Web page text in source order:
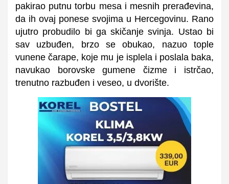
pakirao putnu torbu mesa i mesnih prerađevina,
da ih ovaj ponese svojima u Hercegovinu. Rano
ujutro probudilo bi ga skičanje svinja. Ustao bi
sav uzbuđen, brzo se obukao, nazuo tople
vunene čarape, koje mu je isplela i poslala baka,
navukao borovske gumene čizme i istrčao,
trenutno razbuđen i veseo, u dvorište.